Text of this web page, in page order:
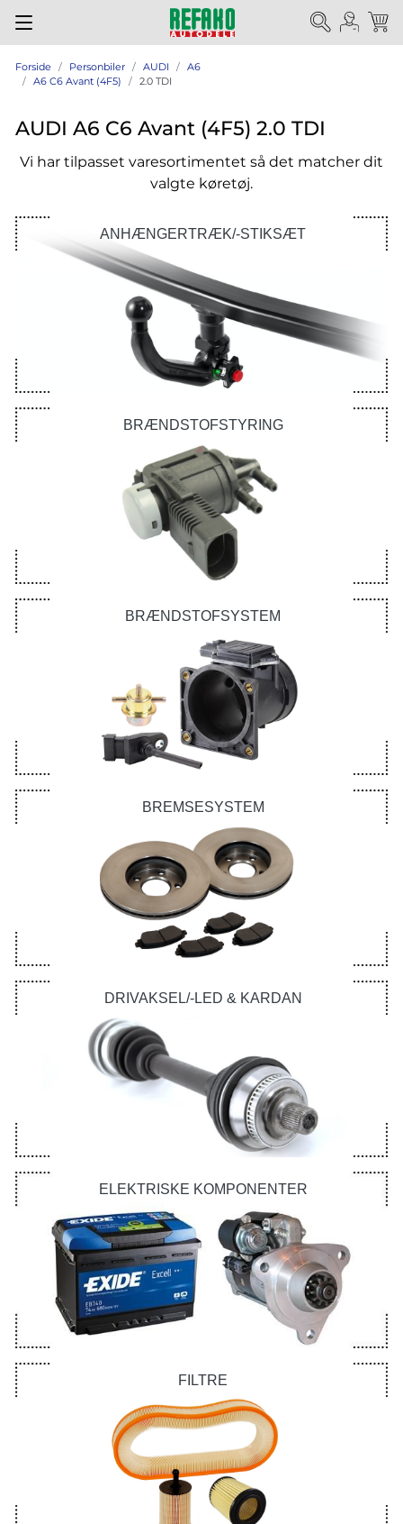
Forside Personbiler AUDI
A6
A6 C6 Avant (4F5)
2.0 TDI
AUDI A6 C6 Avant (4F5) 2.0 TDI
Vi har tilpasset varesortimentet så det matcher dit
valgte køretøj.
ANHÆNGERTRÆK/-STIKSÆT
BRÆNDSTOFSTYRING
BRÆNDSTOFSYSTEM
BREMSESYSTEM
DRIVAKSEL/-LED & KARDAN
ELEKTRISKE KOMPONENTER
FILTRE